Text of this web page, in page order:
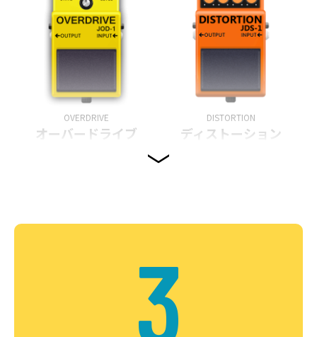
OVERDRIVE
オーバードライブ
DISTORTION
ディストーション
3